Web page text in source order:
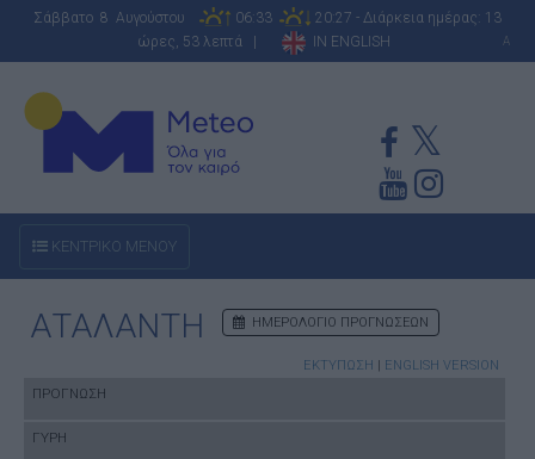
Σάββατο 8 Αυγούστου 06:33
20:27 - Διάρκεια ημέρας: 13
ώρες, 53 λεπτά |
IN ENGLISH A
ΚΕΝΤΡΙΚΟ ΜΕΝΟΥ
ΑΤΑΛΑΝΤΗ ΗΜΕΡΟΛΟΓΙΟ ΠΡΟΓΝΩΣΕΩΝ
ΕΚΤΥΠΩΣΗ | ENGLISH VERSION
ΠΡΟΓΝΩΣΗ
ΓΥΡΗ